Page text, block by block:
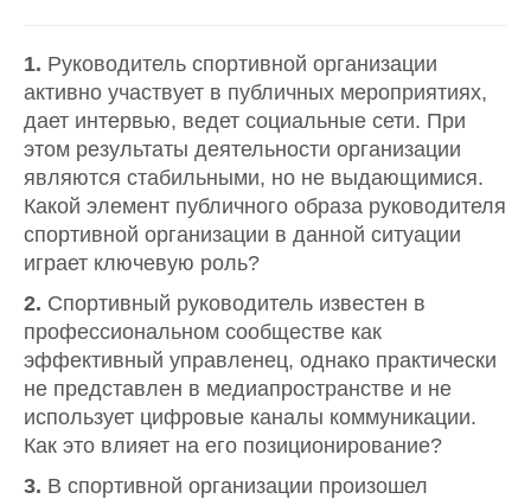
1. Руководитель спортивной организации
активно участвует в публичных мероприятиях,
дает интервью, ведет социальные сети. При
этом результаты деятельности организации
являются стабильными, но не выдающимися.
Какой элемент публичного образа руководителя
спортивной организации в данной ситуации
играет ключевую роль?
2. Спортивный руководитель известен в
профессиональном сообществе как
эффективный управленец, однако практически
не представлен в медиапространстве и не
использует цифровые каналы коммуникации.
Как это влияет на его позиционирование?
3. В спортивной организации произошел